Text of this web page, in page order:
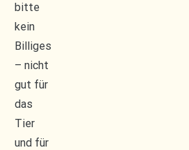
bitte
kein
Billiges
– nicht
gut für
das
Tier
und für